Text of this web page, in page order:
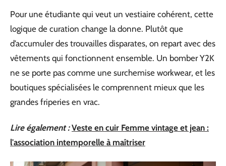
Pour une étudiante qui veut un vestiaire cohérent, cette
logique de curation change la donne. Plutôt que
d’accumuler des trouvailles disparates, on repart avec des
vêtements qui fonctionnent ensemble. Un bomber Y2K
ne se porte pas comme une surchemise workwear, et les
boutiques spécialisées le comprennent mieux que les
grandes friperies en vrac.
Lire également : Veste en cuir Femme vintage et jean :
l'association intemporelle à maîtriser